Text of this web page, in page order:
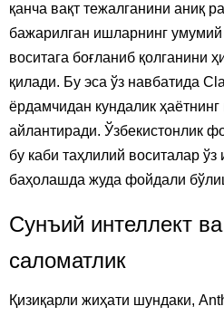
қанча вақт тежалганини аниқ
бажарилган ишларнинг
воситага боғланиб қолганини
қилади. Бу эса ўз навбатида
ёрдамчидан кундалик ҳаётнинг
айлантиради. Ўзбекистонлик
бу каби таҳлилий воситалар
баҳолашда жуда фойдали
Сунъий интеллект
саломатлик
Қизиқарли жиҳати шундаки,